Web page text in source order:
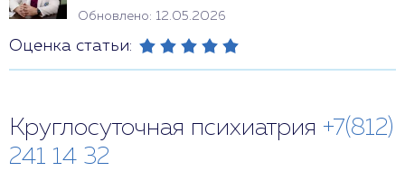
Обновлено: 12.05.2026
Оценка статьи:
Круглосуточная психиатрия +7(812)
241 14 32